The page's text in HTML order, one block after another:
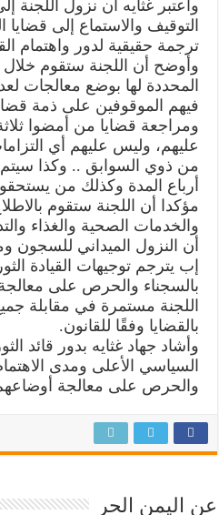
وأعتبر غثايه أن نزول اللجنة
التوقيف والاستماع إلى قضايا
ترجمة حقيقية لدور واهتمام
وأوضح أن اللجنة ستقوم خلال
المحددة لها بوضع معالجات
فيهم الموقوفين على ذمة
ومراجعة قضايا من أمضوا
عليهم، وليس عليهم أي
من ذوي السوابق .. وكذا سيتم
أرباع المدة وكذلك من
مؤكدا أن اللجنة ستقوم
والخدمات الصحية والغذاء
أن النزول الميداني للسجون
إب يترجم توجيهات القيادة
بالسجناء والحرص على
اللجنة مستمرة في مقابلة
بالقضايا وفقًا للقانون.
وأشاد جهاد غثايه بدور قائد
السياسي الأعلى ومدى
والحرص على معالجة
عن اليمن الحر